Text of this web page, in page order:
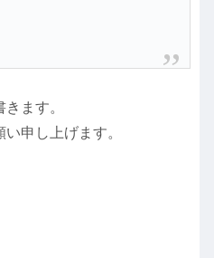
ます。
申し上げます。